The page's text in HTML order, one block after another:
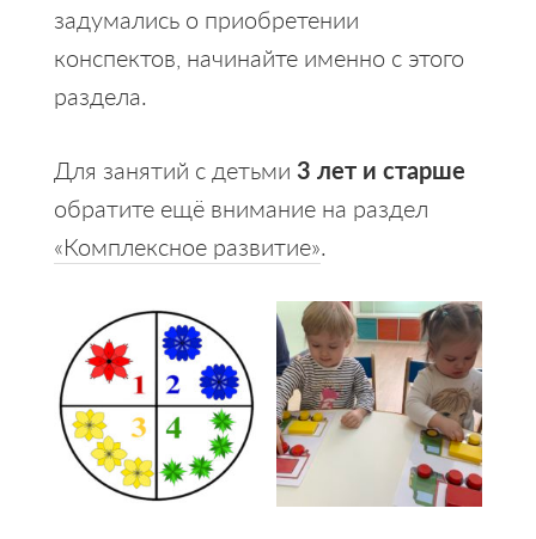
задумались о приобретении
конспектов, начинайте именно с этого
раздела.
Для занятий с детьми 3 лет и старше
обратите ещё внимание на раздел
«Комплексное развитие».